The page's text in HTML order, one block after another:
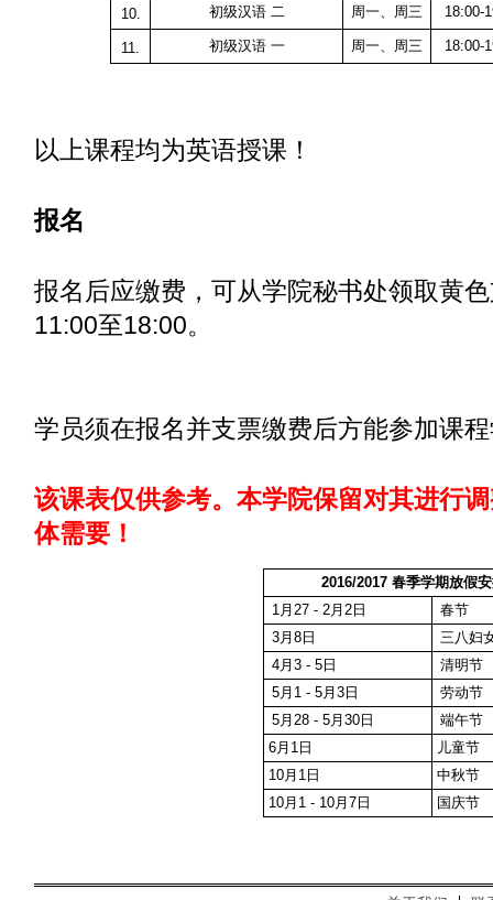
10. 初级汉语 二 周一、周三 18:00-
11. 初级汉语 一 周一、周三 18:00-
以上课程均为英语授课！
报名
报名后应缴费，可从学院秘书处领取黄
11:00至18:00。
学员须在报名并支票缴费后方能参加课
该课表仅供参考。本学院保留对其进行
体需要！
2016/2017 春季学期放假安
1月27 - 2月2日
春节
3月8日
三八妇
4月3 - 5日
清明节
5月1 - 5月3日
劳动节
5月28 - 5月30日
端午节
6月1日
儿童节
10月1日
中秋节
10月1 - 10月7日
国庆节